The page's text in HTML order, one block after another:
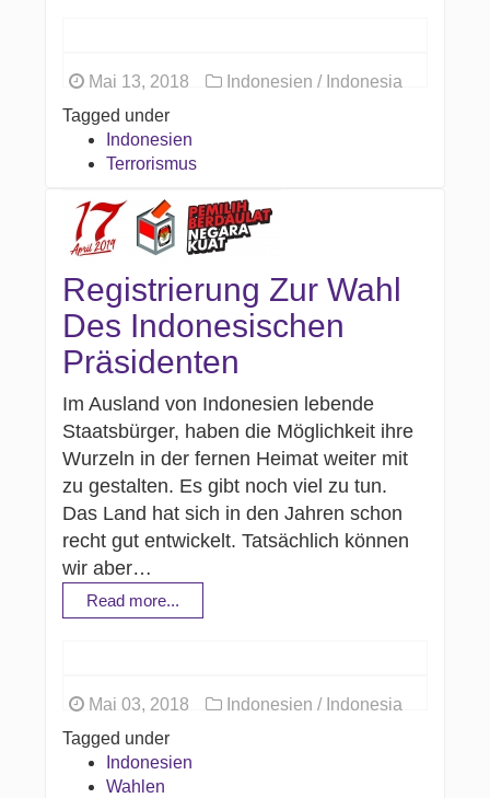
Mai 13, 2018
Indonesien / Indonesia
Tagged under
Indonesien
Terrorismus
Registrierung Zur Wahl
Des Indonesischen
Präsidenten
Im Ausland von Indonesien lebende
Staatsbürger, haben die Möglichkeit ihre
Wurzeln in der fernen Heimat weiter mit
zu gestalten. Es gibt noch viel zu tun.
Das Land hat sich in den Jahren schon
recht gut entwickelt. Tatsächlich können
wir aber…
Read more...
Mai 03, 2018
Indonesien / Indonesia
Tagged under
Indonesien
Wahlen